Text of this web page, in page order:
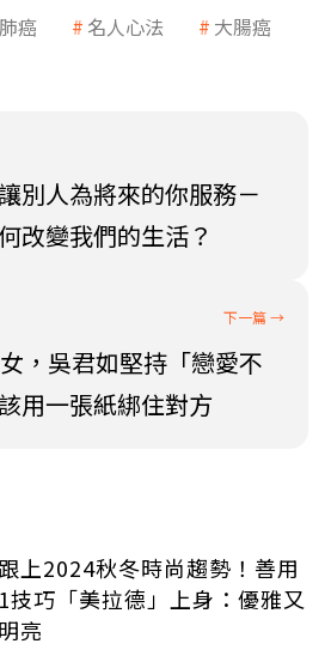
肺癌 名人心法
大腸癌
別人為將來的你服務－
改變我們的生活？
，吳君如堅持「戀愛不
用一張紙綁住對方
跟上2024秋冬時尚趨勢！善用
1技巧「美拉德」上身：優雅又
明亮